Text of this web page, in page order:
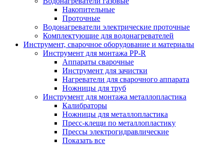
Накопительные
Проточные
Водонагреватели электрические проточные
Комплектующие для водонагревателей
Инструмент, сварочное оборудование и материалы
Инструмент для монтажа PP-R
Аппараты сварочные
Инструмент для зачистки
Нагреватели для сварочного аппарата
Ножницы для труб
Инструмент для монтажа металлопластика
Калибраторы
Ножницы для металлопластика
Пресс-клещи по металлопластику
Прессы электрогидравлические
Показать все